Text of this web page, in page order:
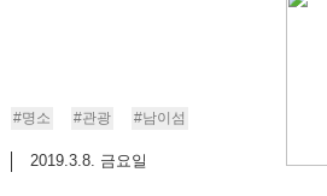
#명소 #관광 #남이섬
2019.3.8. 금요일